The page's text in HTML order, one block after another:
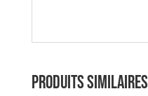
Produits similaires